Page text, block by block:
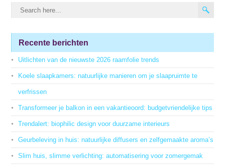
Recente berichten
Uitlichten van de nieuwste 2026 raamfolie trends
Koele slaapkamers: natuurlijke manieren om je slaapruimte te
verfrissen
Transformeer je balkon in een vakantieoord: budgetvriendelijke tips
Trendalert: biophilic design voor duurzame interieurs
Geurbeleving in huis: natuurlijke diffusers en zelfgemaakte aroma’s
Slim huis, slimme verlichting: automatisering voor zomergemak